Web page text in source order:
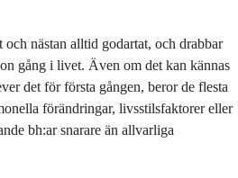
nästan alltid godartat, och drabbar
gång i livet. Även om det kan kännas
det för första gången, beror de flesta
förändringar, livsstilsfaktorer eller
bh:ar snarare än allvarliga